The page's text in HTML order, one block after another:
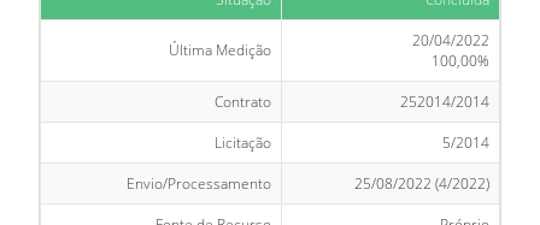
Última Medição
20/04/2022
100,00%
Contrato
252014/2014
Licitação
5/2014
Envio/Processamento
25/08/2022 (4/2022)